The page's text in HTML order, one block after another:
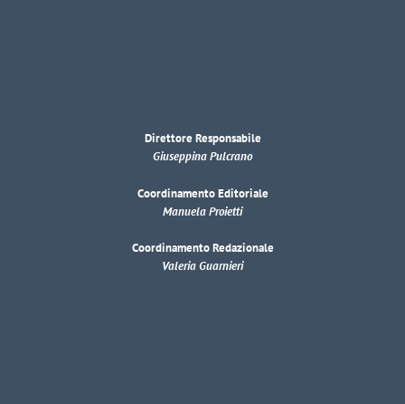
Direttore Responsabile
Giuseppina Pulcrano
Coordinamento Editoriale
Manuela Proietti
Coordinamento Redazionale
Valeria Guarnieri